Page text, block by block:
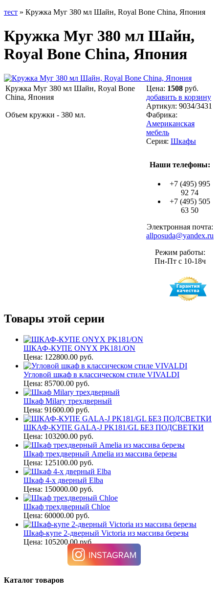
тест » Кружка Муг 380 мл Шайн, Royal Bone China, Япония
Кружка Муг 380 мл Шайн,
Royal Bone China, Япония
Кружка Муг 380 мл Шайн, Royal Bone
China, Япония
Объем кружки - 380 мл.
Цена: 1508 руб.
добавить в корзину
Артикул: 9034/3431
Фабрика:
Американская
мебель
Серия: Шкафы
Наши телефоны:
+7 (495) 995
92 74
+7 (495) 505
63 50
Электронная почта:
allposuda@yandex.ru
Режим работы:
Пн-Пт с 10-18ч
Товары этой серии
ШКАФ-КУПЕ ONYX PK181/ON
Цена: 122800.00 руб.
Угловой шкаф в классическом стиле VIVALDI
Цена: 85700.00 руб.
Шкаф Milary трехдверный
Цена: 91600.00 руб.
ШКАФ-КУПЕ GALA-J PK181/GL БЕЗ ПОДСВЕТКИ
Цена: 103200.00 руб.
Шкаф трехдверный Amelia из массива березы
Цена: 125100.00 руб.
Шкаф 4-х дверный Elba
Цена: 150000.00 руб.
Шкаф трехдверный Chloe
Цена: 60000.00 руб.
Шкаф-купе 2-дверный Victoria из массива березы
Цена: 105200.00 руб.
Каталог товаров